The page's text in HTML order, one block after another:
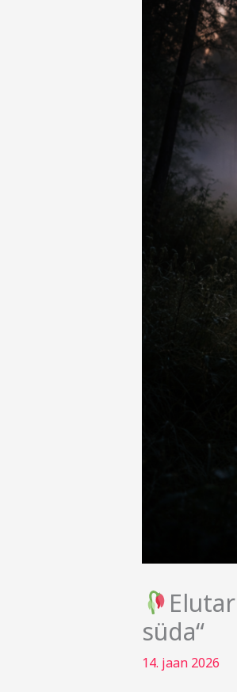
süda“
14. jaan 2026